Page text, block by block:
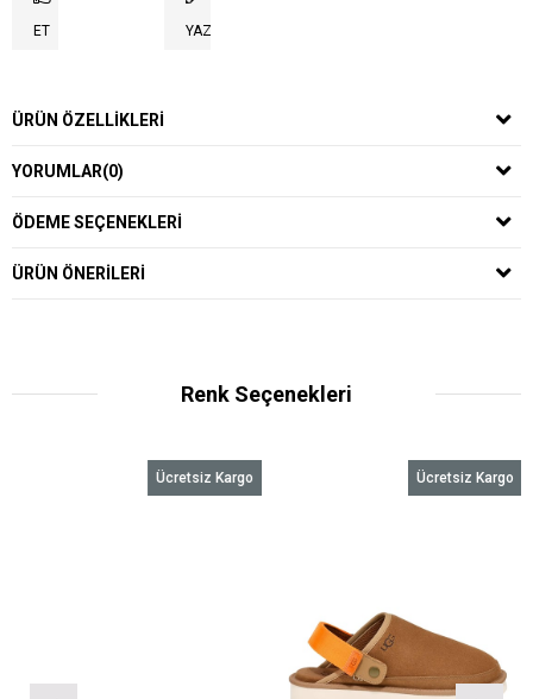
ET YAZ
ÜRÜN ÖZELLIKLERI
YORUMLAR(0)
ÖDEME SEÇENEKLERI
ÜRÜN ÖNERILERI
Renk Seçenekleri
Ücretsiz Kargo Ücretsiz Kargo